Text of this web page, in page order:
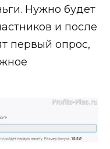
Нужно будет
и после
первый опрос,